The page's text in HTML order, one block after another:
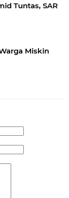
Tuntas, SAR
Miskin